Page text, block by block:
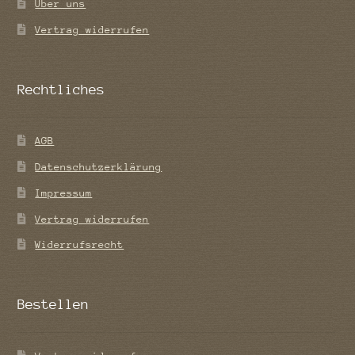
Über uns
Vertrag widerrufen
Rechtliches
AGB
Datenschutzerklärung
Impressum
Vertrag widerrufen
Widerrufsrecht
Bestellen